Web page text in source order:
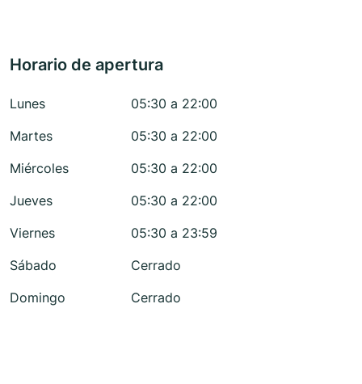
Horario de apertura
Lunes
05:30 a 22:00
Martes
05:30 a 22:00
Miércoles
05:30 a 22:00
Jueves
05:30 a 22:00
Viernes
05:30 a 23:59
Sábado
Cerrado
Domingo
Cerrado